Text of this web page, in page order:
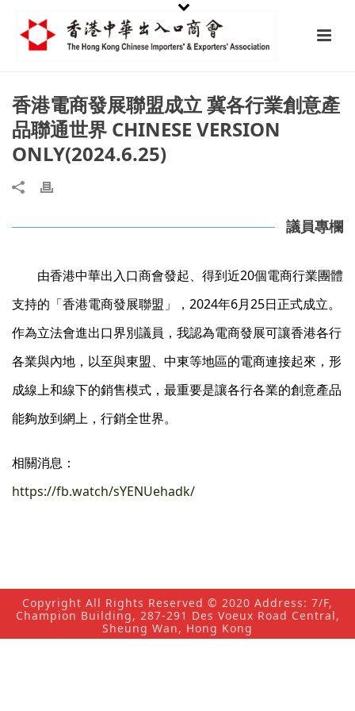
香港電商發展聯盟成立 冀各行業創意產
品聯通世界 CHINESE VERSION
ONLY(2024.6.25)
議員專欄
由香港中華出入口商會發起、得到近20個電商行業團體
支持的「香港電商發展聯盟」，2024年6月25日正式成立。
作為立法會進出口界別議員，我認為電商發展可讓香港各行
各業與內地，以至與東盟、中東等地區的電商連接起來，形
成線上和線下的銷售模式，最重要是讓各行各業的創意產品
能夠放到網上，行銷全世界。
相關消息：
https://fb.watch/sYENUehadk/
Copyright All Rights Reserved © 2020 Address: 7/F,
Champion Building, 287-291 Des Voeux Road Central,
Sheung Wan, Hong Kong